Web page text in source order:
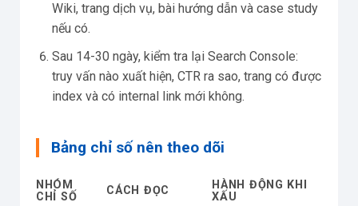
Wiki, trang dịch vụ, bài hướng dẫn và case study
nếu có.
Sau 14-30 ngày, kiểm tra lại Search Console:
truy vấn nào xuất hiện, CTR ra sao, trang có được
index và có internal link mới không.
Bảng chỉ số nên theo dõi
NHÓM
CHỈ SỐ
CÁCH ĐỌC
HÀNH ĐỘNG KHI
XẤU